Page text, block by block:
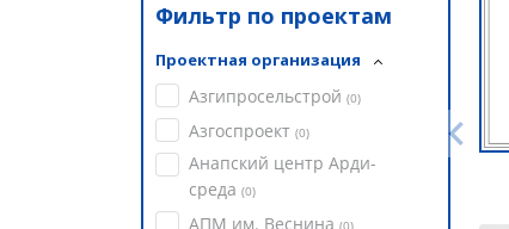
Фильтр по проектам
Проектная организация
Азгипросельстрой (0)
Азгоспроект (0)
Анапский центр Арди-
среда (0)
АПМ им. Веснина (0)